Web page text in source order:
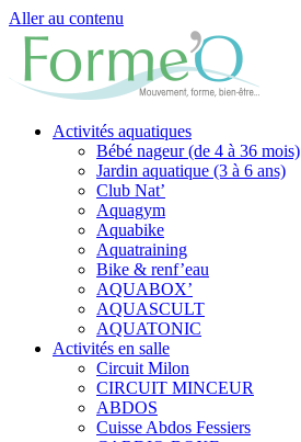
Aller au contenu
Activités aquatiques
Bébé nageur (de 4 à 36 mois)
Jardin aquatique (3 à 6 ans)
Club Nat’
Aquagym
Aquabike
Aquatraining
Bike & renf’eau
AQUABOX’
AQUASCULT
AQUATONIC
Activités en salle
Circuit Milon
CIRCUIT MINCEUR
ABDOS
Cuisse Abdos Fessiers